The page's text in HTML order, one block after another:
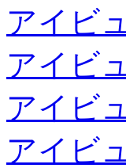
アイビ
アイビ
アイビ
アイビ